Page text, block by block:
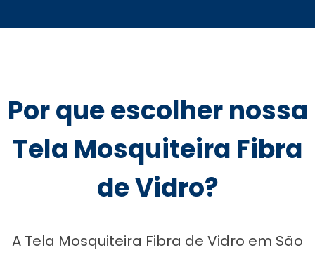
Por que escolher nossa
Tela Mosquiteira Fibra
de Vidro?
A Tela Mosquiteira Fibra de Vidro em São